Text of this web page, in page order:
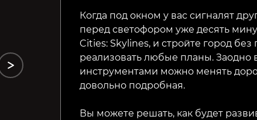
69₽
Когда под окном у вас сигналят
перед светофором уже десять
Cities: Skylines, и стройте город
реализовать любые планы. Заодно
инструментами можно менять
довольно подробная.
Вы можете решать, как будет